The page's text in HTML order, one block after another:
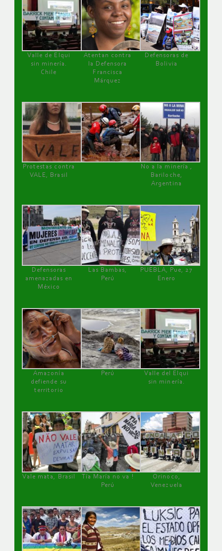
Valle de Elqui
sin minería.
Chile
Atentan contra
la Defensora
Francisca
Márquez
Defensoras de
Bolivia
Protestas contra
VALE, Brasil
No a la minería ,
Bariloche,
Argentina
Defensoras
amenazadas en
México
Las Bambas,
Perú
PUEBLA, Pue, 27
Enero
Amazonía
defiende su
territorio
Perú
Valle del Elqui
sin minería.
Vale mata, Brasil
Tía María no va !
Perú
Orinoco,
Venezuela